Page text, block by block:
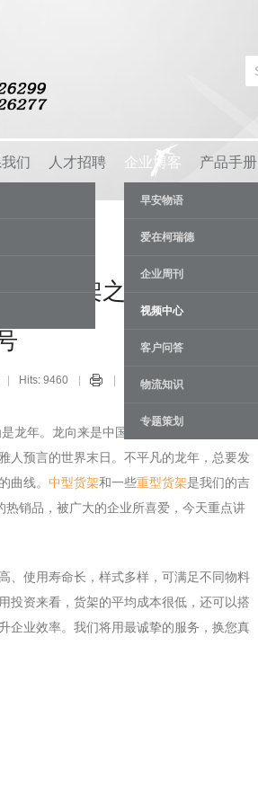
们 人才招聘 企业博客
早安物语
爱在柯瑞德
企业周刊
视频中心
客户问答
物流知识
专题策划
产品手册
销货架之重型货架集
Hits: 9460 20 Dec
龙年。龙向来是中国人所尊崇的一种神
人预言的世界末日。不平凡的龙年，总要发
曲线。 中型货架和一些重型货架是我们的吉
热销品，被广大的企业所喜爱，今天重点讲
、使用寿命长，样式多样，可满足不同物料
投资来看，货架的平均成本很低，还可以搭
企业效率。我们将用最诚挚的服务，换您真